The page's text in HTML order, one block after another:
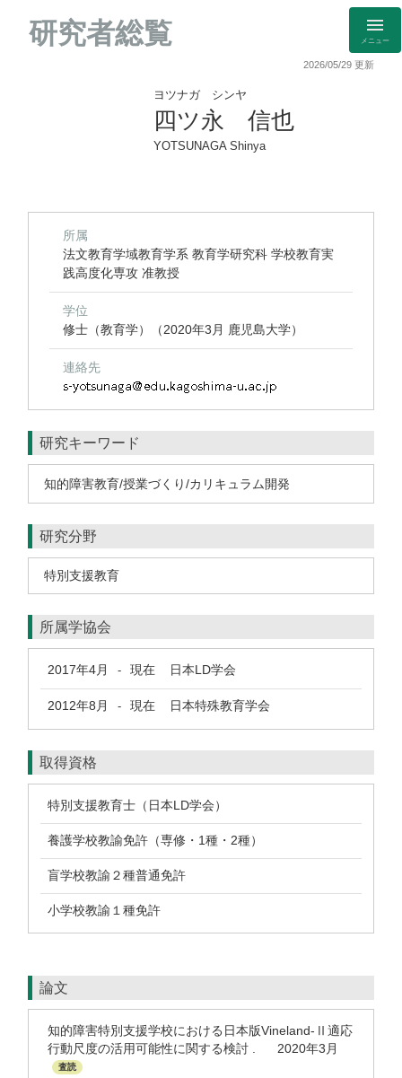
研究者総覧 メニュー
2026/05/29 更新
ヨツナガ シンヤ
四ツ永 信也
YOTSUNAGA Shinya
所属
法文教育学域教育学系 教育学研究科 学校教育実
践高度化専攻 准教授
学位
修士（教育学）（2020年3月 鹿児島大学）
連絡先
研究キーワード
知的障害教育/授業づくり/カリキュラム開発
研究分野
特別支援教育
所属学協会
2017年4月 - 現在 日本LD学会
2012年8月 - 現在 日本特殊教育学会
取得資格
特別支援教育士（日本LD学会）
養護学校教諭免許（専修・1種・2種）
盲学校教諭２種普通免許
小学校教諭１種免許
論文
知的障害特別支援学校における日本版Vineland-Ⅱ適応
行動尺度の活用可能性に関する検討 . 2020年3月
査読